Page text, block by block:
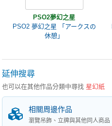
PSO2夢幻之星
PSO2 夢幻之星 「アークスの
休憩」
延伸搜尋
也可以在其他作品分類中尋找 星幻紙
相關周邊作品
瀏覽吊飾、立牌與其他同人商品